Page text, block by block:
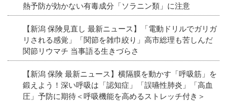
熱予防が効かない有毒成分「ソラニン類」に注意
【新潟 保険見直し 最新ニュース】「電動ドリルでガリガ
リされる感覚」「関節を雑巾絞り」高市総理も苦しんだ
関節リウマチ 当事語る生きづらさ
【新潟 保険 最新ニュース】横隔膜を動かす「呼吸筋」を
鍛えよう！深い呼吸は「認知症」「誤嚥性肺炎」「高血
圧」予防に期待＜呼吸機能を高めるストレッチ付き＞